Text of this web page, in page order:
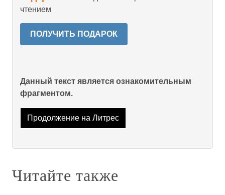
чтением
ПОЛУЧИТЬ ПОДАРОК
Данный текст является ознакомительным
фрагментом.
Продолжение на Литрес
Читайте также